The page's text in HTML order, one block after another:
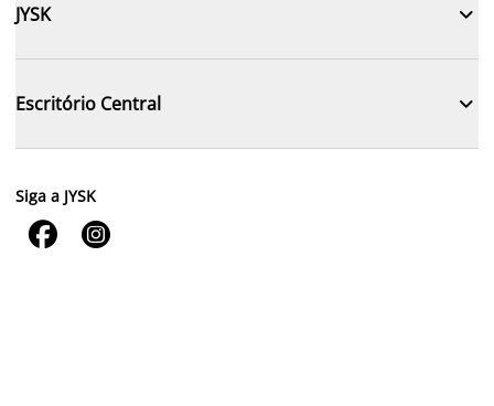
JYSK 
Escritório Central 
Siga a JYSK
 